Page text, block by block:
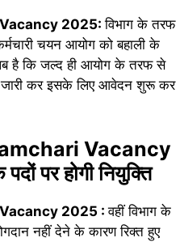
2025:विभाग के तरफ
चयन आयोग को बहाली के
है कि जल्द ही आयोग के तरफ से
जारी कर इसके लिए आवेदन शुरू कर
Vacancy
पर होगी नियुक्ति
2025 :वहीं विभाग के
नहीं देने के कारण रिक्त हुए